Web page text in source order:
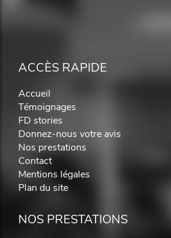
ACCÈS RAPIDE
Accueil
Témoignages
FD stories
Donnez-nous votre avis
Nos prestations
Contact
Mentions légales
Plan du site
NOS PRESTATIONS